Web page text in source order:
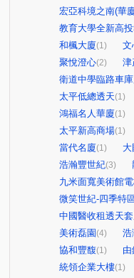
宏亞科境之南(華
教育大學全新高
和楓大廈(1) 文
聚悅澄心(2) 津
衛道中學臨路車
太平低總透天(1)
鴻福名人華廈(1)
太平新高商場(1)
當代名廈(1) 大
浩瀚豐世紀(3)
九米面寬美術館
微笑世紀-四季特
中國醫收租透天
美術磊園 (4) 浩
協和豐馥(1)
統領企業大樓(1)